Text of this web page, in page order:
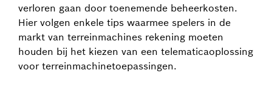
verloren gaan door toenemende beheerkosten.
Hier volgen enkele tips waarmee spelers in de
markt van terreinmachines rekening moeten
houden bij het kiezen van een telematicaoplossing
voor terreinmachinetoepassingen.